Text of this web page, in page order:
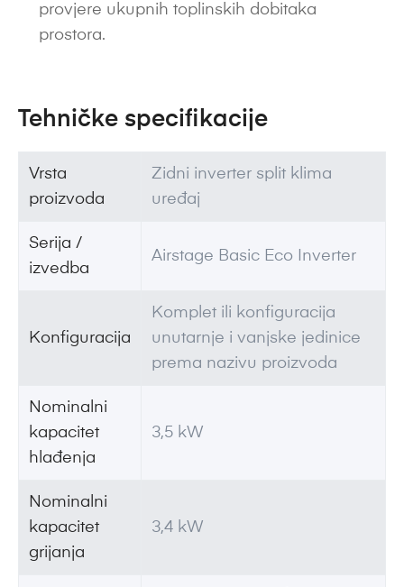
provjere ukupnih toplinskih dobitaka
prostora.
Tehničke specifikacije
Vrsta
proizvoda
Zidni inverter split klima
uređaj
Serija /
izvedba
Airstage Basic Eco Inverter
Konfiguracija
Komplet ili konfiguracija
unutarnje i vanjske jedinice
prema nazivu proizvoda
Nominalni
kapacitet
hlađenja
3,5 kW
Nominalni
kapacitet
grijanja
3,4 kW